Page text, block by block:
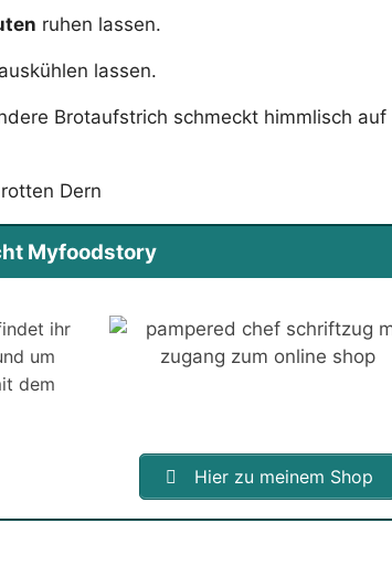
ruhen lassen.
lassen.
Brotaufstrich schmeckt himmlisch
Myfoodstory
ihr
um
dem
Hier zu meinem Shop